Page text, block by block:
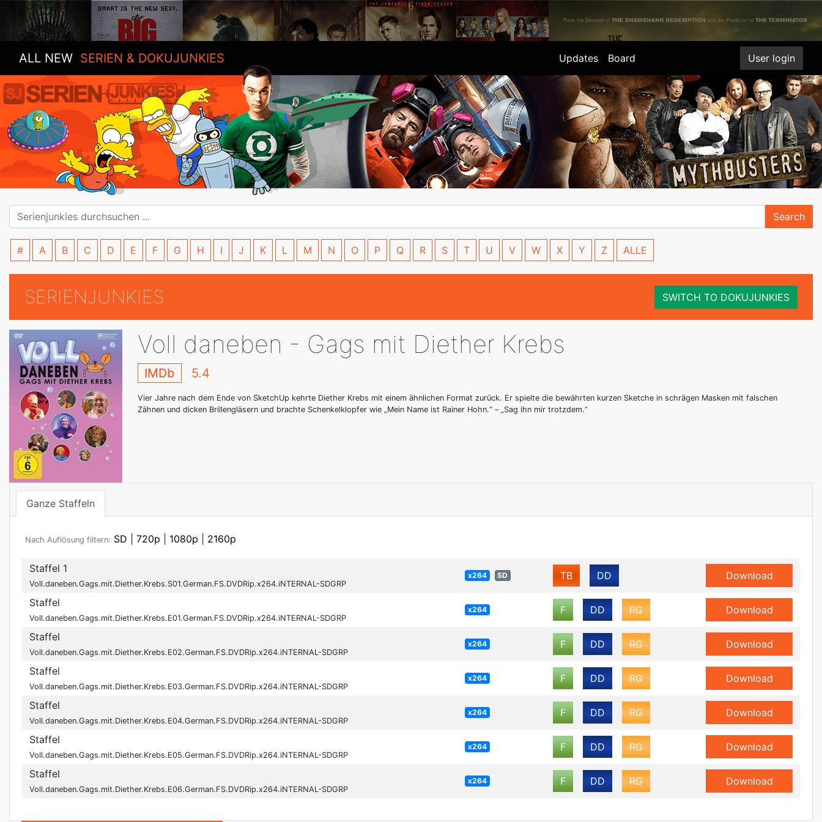
ALL NEW SERIEN & DOKUJUNKIES Updates Board User login
Search
# A B C D E F G H I J K L M N O P Q R S T U V W X Y Z ALLE
SERIENJUNKIES SWITCH TO DOKUJUNKIES
Voll daneben - Gags mit Diether Krebs
IMDb 5.4
Vier Jahre nach dem Ende von SketchUp kehrte Diether Krebs mit einem ähnlichen Format zurück. Er spielte die bewährten kurzen Sketche in schrägen Masken mit falschen
Zähnen und dicken Brillengläsern und brachte Schenkelklopfer wie „Mein Name ist Rainer Hohn.“ – „Sag ihn mir trotzdem.“
Ganze Staffeln
Nach Auflösung filtern: SD 720p 1080p 2160p
Staffel 1
Voll.daneben.Gags.mit.Diether.Krebs.S01.German.FS.DVDRip.x264.iNTERNAL-SDGRP
x264 SD TB DD Download
Staffel
Voll.daneben.Gags.mit.Diether.Krebs.E01.German.FS.DVDRip.x264.iNTERNAL-SDGRP
x264 F DD RG Download
Staffel
Voll.daneben.Gags.mit.Diether.Krebs.E02.German.FS.DVDRip.x264.iNTERNAL-SDGRP
x264 F DD RG Download
Staffel
Voll.daneben.Gags.mit.Diether.Krebs.E03.German.FS.DVDRip.x264.iNTERNAL-SDGRP
x264 F DD RG Download
Staffel
Voll.daneben.Gags.mit.Diether.Krebs.E04.German.FS.DVDRip.x264.iNTERNAL-SDGRP
x264 F DD RG Download
Staffel
Voll.daneben.Gags.mit.Diether.Krebs.E05.German.FS.DVDRip.x264.iNTERNAL-SDGRP
x264 F DD RG Download
Staffel
Voll.daneben.Gags.mit.Diether.Krebs.E06.German.FS.DVDRip.x264.iNTERNAL-SDGRP
x264 F DD RG Download